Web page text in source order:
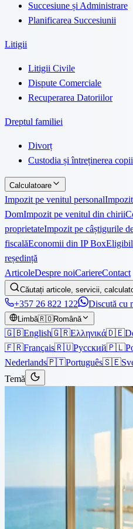
Succesiune și Administrare
Planificarea Succesiunii
Litigii
Litigii Civile
Dispute Comerciale
Recuperarea Datoriilor
Dreptul familiei
Divorț
Custodia și întreținerea
Calculatoare
Impozit pe venitul personal
DomImpozit pe venitul din chirii
proprietateImpozit pe câștigurile
fiscalăEconomii din IP Box
reședință
ArticoleDespre noiCariereContact
Căutați articole, servicii,
+357 26 822 122 Discută cu
Limbă🇷🇴Română
🇬🇧English🇬🇷Ελληνικά🇩🇪
🇫🇷Français🇷🇺Русский🇵🇱
Nederlands🇵🇹Português🇸🇪
Temă
Navigarea
Cipru pentru
Americani